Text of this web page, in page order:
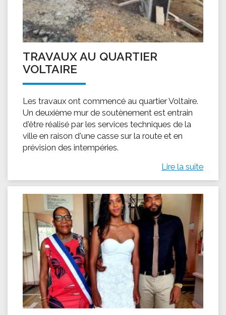
TRAVAUX AU QUARTIER
VOLTAIRE
Les travaux ont commencé au quartier Voltaire.
Un deuxième mur de soutènement est entrain
d'être réalisé par les services techniques de la
ville en raison d'une casse sur la route et en
prévision des intempéries.
Lire la suite